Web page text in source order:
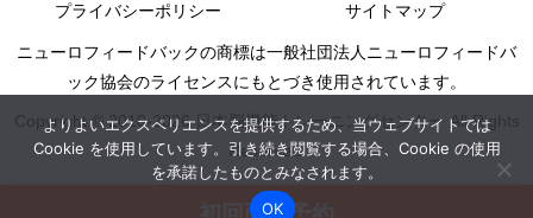
プライバシーポリシー サイトマップ
ニューロフィードバックの商標は一般社団法人ニューロフィードバ
ック協会のライセンスにもとづき使用されています。
Copyright © 2010-2026 日本脳機能トレーニングセンター All Rights
Reserved.
よりよいエクスペリエンスを提供するため、当ウェブサイトでは
Cookie を使用しています。引き続き閲覧する場合、Cookie の使用
を承諾したものとみなされます。
OK